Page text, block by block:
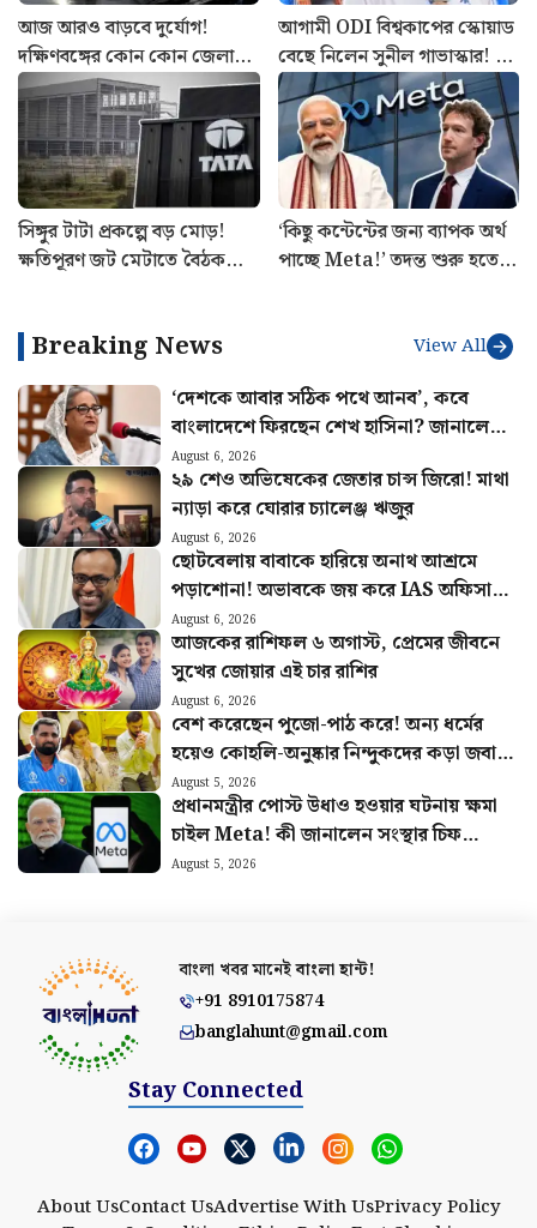
আজ আরও বাড়বে দুর্যোগ!
দক্ষিণবঙ্গের কোন কোন জেলায়
ঝড়-বৃষ্টির পূর্বাভাস? আবহাওয়ার
খবর
আগামী ODI বিশ্বকাপের স্কোয়াড
বেছে নিলেন সুনীল গাভাস্কার! বাদ
পড়লেন তারকা ওপেনার, দলে ৪
অলরাউন্ডার
সিঙ্গুর টাটা প্রকল্পে বড় মোড়!
ক্ষতিপূরণ জট মেটাতে বৈঠক
‘কিছু কন্টেন্টের জন্য ব্যাপক অর্থ
পাচ্ছে Meta!’ তদন্ত শুরু হতেই
Breaking News View All
‘দেশকে আবার সঠিক পথে আনব’, কবে
বাংলাদেশে ফিরছেন শেখ হাসিনা? জানালেন
দিল্লি থেকে
August 6, 2026
২৯ শেও অভিষেকের জেতার চান্স জিরো! মাথা
ন্যাড়া করে ঘোরার চ্যালেঞ্জ ঋজুর
August 6, 2026
ছোটবেলায় বাবাকে হারিয়ে অনাথ আশ্রমে
পড়াশোনা! অভাবকে জয় করে IAS অফিসার
হয়ে নজির আব্দুলের
August 6, 2026
আজকের রাশিফল ৬ অগাস্ট, প্রেমের জীবনে
সুখের জোয়ার এই চার রাশির
August 6, 2026
বেশ করেছেন পুজো-পাঠ করে! অন্য ধর্মের
হয়েও কোহলি-অনুষ্কার নিন্দুকদের কড়া জবাব
মহম্মদ সামির
August 5, 2026
প্রধানমন্ত্রীর পোস্ট উধাও হওয়ার ঘটনায় ক্ষমা
চাইল Meta! কী জানালেন সংস্থার চিফ
গ্লোবাল অ্যাফেয়ার্স অফিসার?
August 5, 2026
বাংলা খবর মানেইবাংলা হান্ট!
+91 8910175874
banglahunt@gmail.com
Stay Connected
About UsContact UsAdvertise With UsPrivacy Policy